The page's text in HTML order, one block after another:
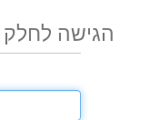
הגישה